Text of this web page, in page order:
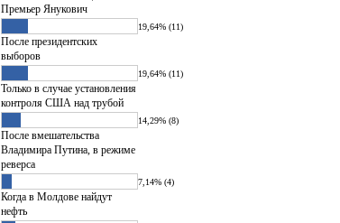
Премьер Янукович
19,64% (11)
После президентских
выборов
19,64% (11)
Только в случае установления
контроля США над трубой
14,29% (8)
После вмешательства
Владимира Путина, в режиме
реверса
7,14% (4)
Когда в Молдове найдут
нефть